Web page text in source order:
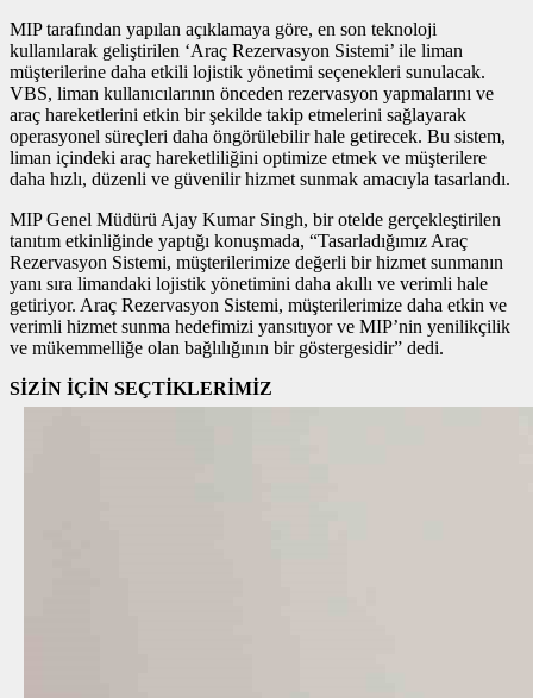
MIP tarafından yapılan açıklamaya göre, en son teknoloji
kullanılarak geliştirilen ‘Araç Rezervasyon Sistemi’ ile liman
müşterilerine daha etkili lojistik yönetimi seçenekleri sunulacak.
VBS, liman kullanıcılarının önceden rezervasyon yapmalarını ve
araç hareketlerini etkin bir şekilde takip etmelerini sağlayarak
operasyonel süreçleri daha öngörülebilir hale getirecek. Bu sistem,
liman içindeki araç hareketliliğini optimize etmek ve müşterilere
daha hızlı, düzenli ve güvenilir hizmet sunmak amacıyla tasarlandı.
MIP Genel Müdürü Ajay Kumar Singh, bir otelde gerçekleştirilen
tanıtım etkinliğinde yaptığı konuşmada, “Tasarladığımız Araç
Rezervasyon Sistemi, müşterilerimize değerli bir hizmet sunmanın
yanı sıra limandaki lojistik yönetimini daha akıllı ve verimli hale
getiriyor. Araç Rezervasyon Sistemi, müşterilerimize daha etkin ve
verimli hizmet sunma hedefimizi yansıtıyor ve MIP’nin yenilikçilik
ve mükemmelliğe olan bağlılığının bir göstergesidir” dedi.
SİZİN İÇİN SEÇTİKLERİMİZ